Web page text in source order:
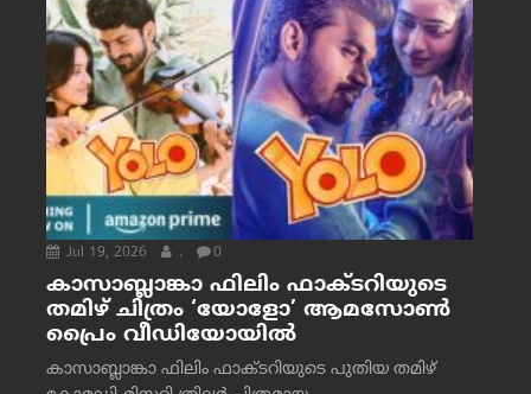
Jul 19, 2026 . 0
കാസാബ്ലാങ്കാ ഫിലിം ഫാക്ടറിയുടെ
തമിഴ് ചിത്രം ‘യോളോ’ ആമസോൺ
പ്രൈം വീഡിയോയിൽ
കാസാബ്ലാങ്കാ ഫിലിം ഫാക്ടറിയുടെ പുതിയ തമിഴ്